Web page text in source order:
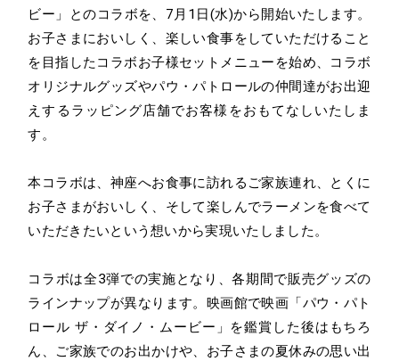
ビー」とのコラボを、7月1日(水)から開始いたします。
お子さまにおいしく、楽しい食事をしていただけること
を目指したコラボお子様セットメニューを始め、コラボ
オリジナルグッズやパウ・パトロールの仲間達がお出迎
えするラッピング店舗でお客様をおもてなしいたしま
す。
本コラボは、神座へお食事に訪れるご家族連れ、とくに
お子さまがおいしく、そして楽しんでラーメンを食べて
いただきたいという想いから実現いたしました。
コラボは全3弾での実施となり、各期間で販売グッズの
ラインナップが異なります。映画館で映画「パウ・パト
ロール ザ・ダイノ・ムービー」を鑑賞した後はもちろ
ん、ご家族でのお出かけや、お子さまの夏休みの思い出